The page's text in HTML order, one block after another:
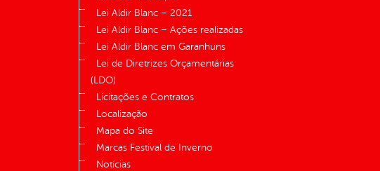
Lei Aldir Blanc – 2021
Lei Aldir Blanc – Ações realizadas
Lei Aldir Blanc em Garanhuns
Lei de Diretrizes Orçamentárias
(LDO)
Licitações e Contratos
Localização
Mapa do Site
Marcas Festival de Inverno
Notícias